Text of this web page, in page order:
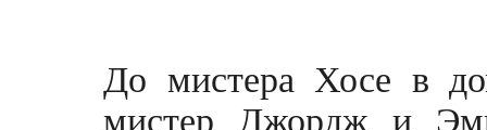
До мистера Хосе в
мистер Джордж и